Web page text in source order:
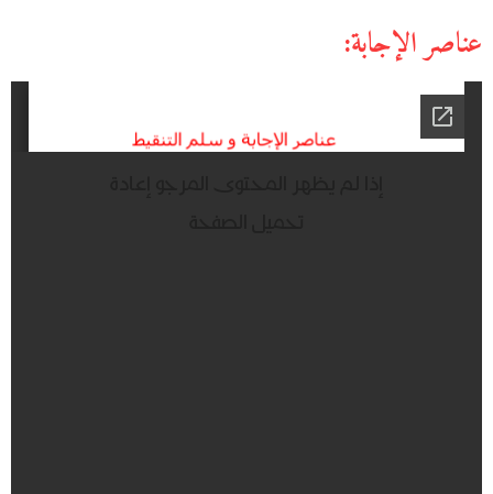
عناصر الإجابة: